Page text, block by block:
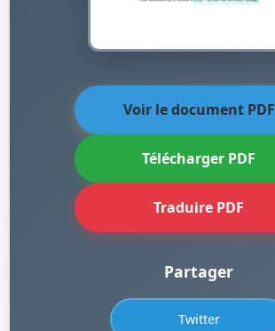
Voir le document PDF
Télécharger PDF
Traduire PDF
Partager
Twitter